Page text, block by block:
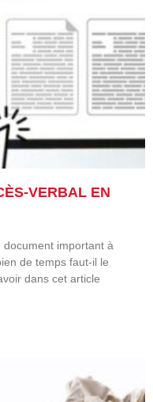
VERBAL EN
important à
de temps faut-il le
dans cet article